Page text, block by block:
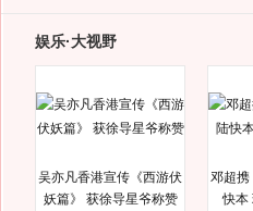
娱乐·大视野
吴亦凡香港宣传《西游伏
妖篇》 获徐导星爷称赞
邓超携
快本